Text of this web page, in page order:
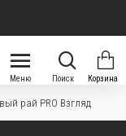
рай PRO Взгляд